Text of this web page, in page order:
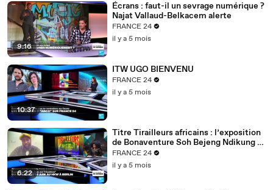
9:16
Écrans : faut-il un sevrage numérique ?
Najat Vallaud-Belkacem alerte
FRANCE 24
il y a 5 mois
10:37
ITW UGO BIENVENU
FRANCE 24
il y a 5 mois
6:22
Titre Tirailleurs africains : l’exposition
de Bonaventure Soh Bejeng Ndikung à
Berlin
FRANCE 24
il y a 5 mois